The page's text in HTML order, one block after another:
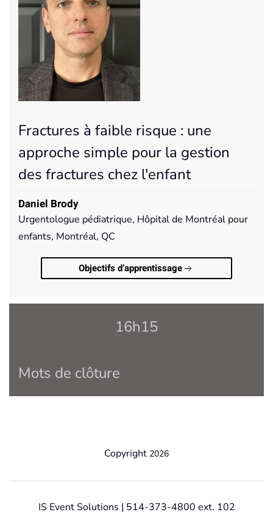
Fractures à faible risque : une
approche simple pour la gestion
des fractures chez l'enfant
Daniel Brody
Urgentologue pédiatrique, Hôpital de Montréal pour
enfants, Montréal, QC
Objectifs d’apprentissage
16h15
Mots de clôture
Copyright 2026
IS Event Solutions | 514-373-4800 ext. 102